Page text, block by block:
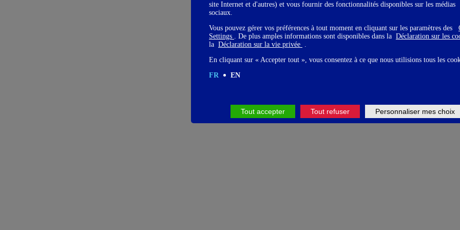
site Internet et d'autres) et vous fournir des fonctionnalités disponibles sur les médias
sociaux.
Vous pouvez gérer vos préférences à tout moment en cliquant sur les paramètres des
Settings . De plus amples informations sont disponibles dans la Déclaration sur les
la Déclaration sur la vie privée .
En cliquant sur « Accepter tout », vous consentez à ce que nous utilisions tous les
FR
EN
Tout accepter Tout refuser Personnaliser mes choix